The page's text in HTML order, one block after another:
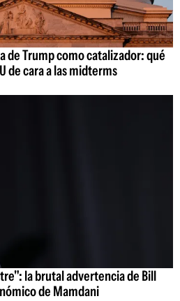
de Trump como catalizador: qué
de cara a las midterms
la brutal advertencia de Bill
de Mamdani